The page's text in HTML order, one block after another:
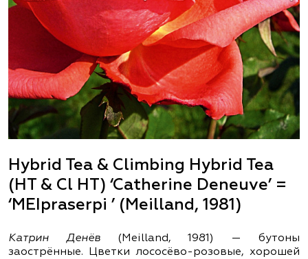
Hybrid Tea & Climbing Hybrid Tea
(HT & Cl HT) ‘Catherine Deneuve’ =
‘MEIpraserpi ’ (Meilland, 1981)
Катрин Денёв(Meilland, 1981) — бутоны
заострённые. Цветки лососёво-розовые, хорошей